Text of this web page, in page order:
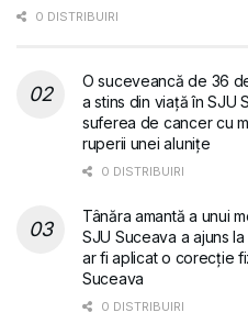
0 DISTRIBUIRI
O suceveancă de 36
a stins din viață în SJU
suferea de cancer cu
ruperii unei alunițe
0 DISTRIBUIRI
Tânăra amantă a unui
SJU Suceava a ajuns
ar fi aplicat o corecție
Suceava
0 DISTRIBUIRI